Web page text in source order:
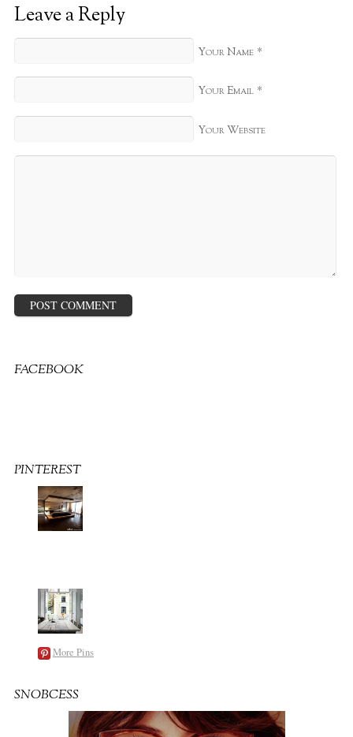
Leave a Reply
Your Name *
Your Email *
Your Website
FACEBOOK
PINTEREST
More Pins
SNOBCESS